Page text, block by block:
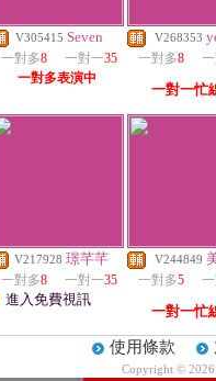
V305415 Seven
一對多8 一對一35
一對多表演中
V268353
一對多8
一對一忙
V217928 璟芊芊
一對多8 一對一35
進入免費視訊
V244849
一對多5
一對一忙
使用條款
Copyright ©